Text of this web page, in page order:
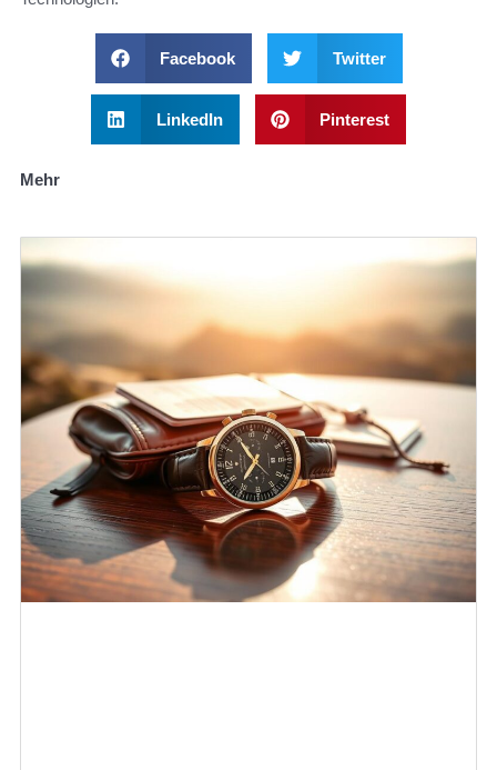
Facebook Twitter
LinkedIn Pinterest
Mehr